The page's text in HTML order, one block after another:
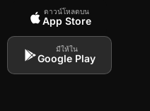
ดาวน์โหลดบน
App Store
มีให้ใน
Google Play